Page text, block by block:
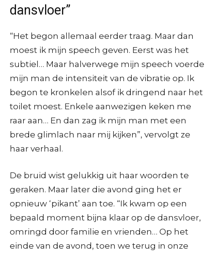
dansvloer”
“Het begon allemaal eerder traag. Maar dan
moest ik mijn speech geven. Eerst was het
subtiel… Maar halverwege mijn speech voerde
mijn man de intensiteit van de vibratie op. Ik
begon te kronkelen alsof ik dringend naar het
toilet moest. Enkele aanwezigen keken me
raar aan… En dan zag ik mijn man met een
brede glimlach naar mij kijken”, vervolgt ze
haar verhaal.
De bruid wist gelukkig uit haar woorden te
geraken. Maar later die avond ging het er
opnieuw ‘pikant’ aan toe. “Ik kwam op een
bepaald moment bijna klaar op de dansvloer,
omringd door familie en vrienden… Op het
einde van de avond, toen we terug in onze